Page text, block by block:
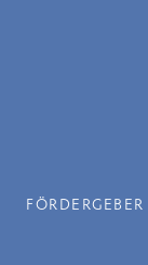
FÖRDERGEBER